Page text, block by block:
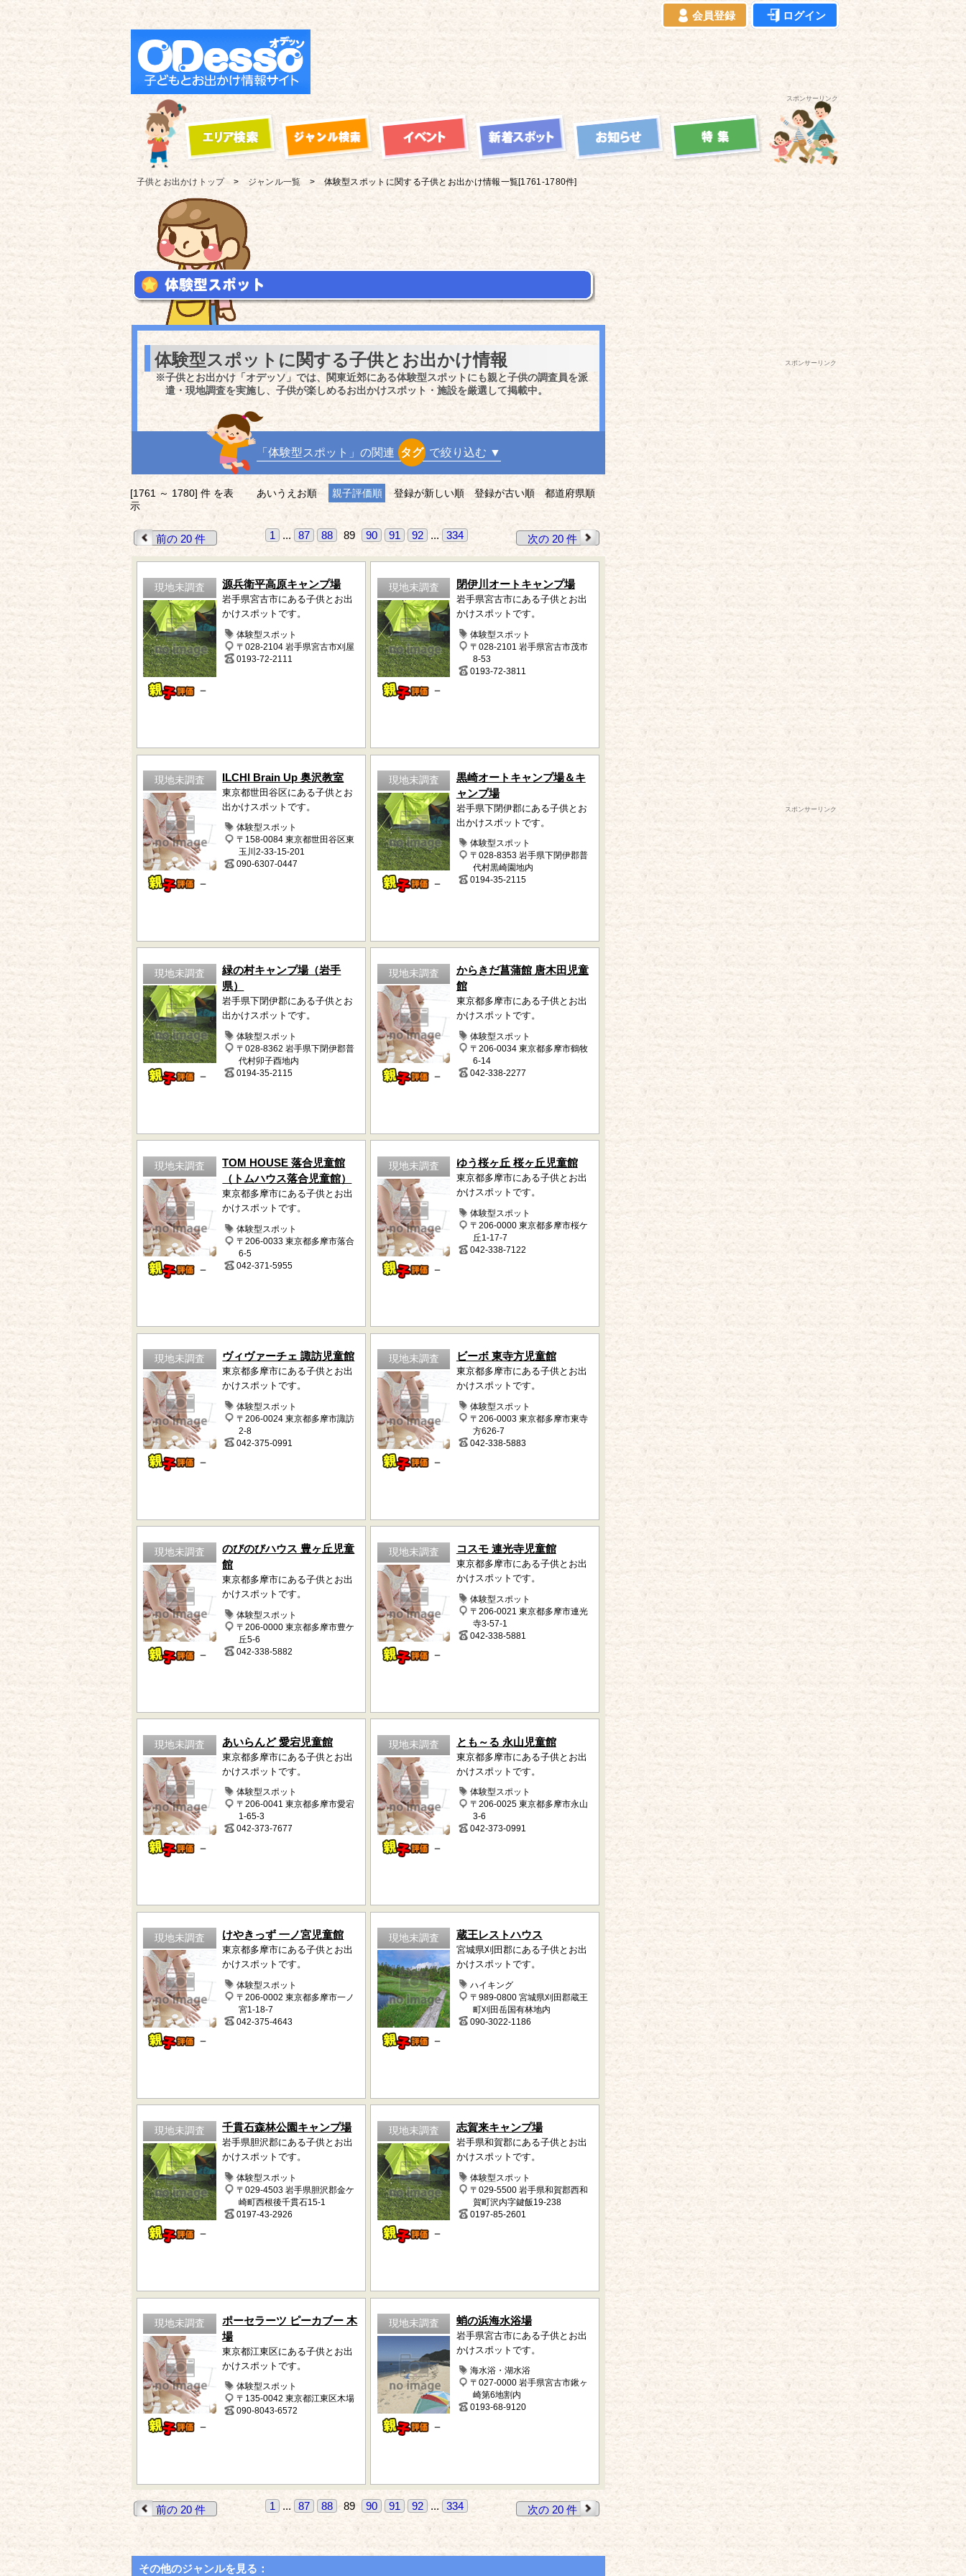
会員登録 ログイン
スポンサーリンク
子供とお出かけ トップ ジャンル一覧 体験型スポットに関する子供とお出かけ情報一覧[1761-1780件]
体験型スポットに関する子供とお出かけ情報
※子供とお出かけ「オデッソ」では、関東近郊にある体験型スポットにも親と子供の調査員を派
遣・現地調査を実施し、子供が楽しめるお出かけスポット・施設を厳選して掲載中。
「体験型スポット」の関連 タグ で絞り込む ▼
[1761 ～ 1780] 件 を表
示
あいうえお順 親子評価順 登録が新しい順 登録が古い順 都道府県順
前の 20 件 1 ... 87 88 89 90 91 92 ... 334 次の 20 件
現地未調査
－
源兵衛平高原キャンプ場
岩手県宮古市にある子供とお出
かけスポットです。
体験型スポット
〒028-2104 岩手県宮古市刈屋
0193-72-2111
現地未調査
－
閉伊川オートキャンプ場
岩手県宮古市にある子供とお出
かけスポットです。
体験型スポット
〒028-2101 岩手県宮古市茂市
8-53
0193-72-3811
現地未調査
－
ILCHI Brain Up 奥沢教室
東京都世田谷区にある子供とお
出かけスポットです。
体験型スポット
〒158-0084 東京都世田谷区東
玉川2-33-15-201
090-6307-0447
現地未調査
－
黒崎オートキャンプ場＆キ
ャンプ場
岩手県下閉伊郡にある子供とお
出かけスポットです。
体験型スポット
〒028-8353 岩手県下閉伊郡普
代村黒崎園地内
0194-35-2115
現地未調査
－
緑の村キャンプ場（岩手
県）
岩手県下閉伊郡にある子供とお
出かけスポットです。
体験型スポット
〒028-8362 岩手県下閉伊郡普
代村卯子酉地内
0194-35-2115
現地未調査
－
からきだ菖蒲館 唐木田児童
館
東京都多摩市にある子供とお出
かけスポットです。
体験型スポット
〒206-0034 東京都多摩市鶴牧
6-14
042-338-2277
現地未調査
－
TOM HOUSE 落合児童館
（トムハウス落合児童館）
東京都多摩市にある子供とお出
かけスポットです。
体験型スポット
〒206-0033 東京都多摩市落合
6-5
042-371-5955
現地未調査
－
ゆう桜ヶ丘 桜ヶ丘児童館
東京都多摩市にある子供とお出
かけスポットです。
体験型スポット
〒206-0000 東京都多摩市桜ケ
丘1-17-7
042-338-7122
現地未調査
－
ヴィヴァーチェ 諏訪児童館
東京都多摩市にある子供とお出
かけスポットです。
体験型スポット
〒206-0024 東京都多摩市諏訪
2-8
042-375-0991
現地未調査
－
ビーボ 東寺方児童館
東京都多摩市にある子供とお出
かけスポットです。
体験型スポット
〒206-0003 東京都多摩市東寺
方626-7
042-338-5883
現地未調査
－
のびのびハウス 豊ヶ丘児童
館
東京都多摩市にある子供とお出
かけスポットです。
体験型スポット
〒206-0000 東京都多摩市豊ケ
丘5-6
042-338-5882
現地未調査
－
コスモ 連光寺児童館
東京都多摩市にある子供とお出
かけスポットです。
体験型スポット
〒206-0021 東京都多摩市連光
寺3-57-1
042-338-5881
現地未調査
－
あいらんど 愛宕児童館
東京都多摩市にある子供とお出
かけスポットです。
体験型スポット
〒206-0041 東京都多摩市愛宕
1-65-3
042-373-7677
現地未調査
－
とも～る 永山児童館
東京都多摩市にある子供とお出
かけスポットです。
体験型スポット
〒206-0025 東京都多摩市永山
3-6
042-373-0991
現地未調査
－
けやきっず 一ノ宮児童館
東京都多摩市にある子供とお出
かけスポットです。
体験型スポット
〒206-0002 東京都多摩市一ノ
宮1-18-7
042-375-4643
現地未調査
－
蔵王レストハウス
宮城県刈田郡にある子供とお出
かけスポットです。
ハイキング
〒989-0800 宮城県刈田郡蔵王
町刈田岳国有林地内
090-3022-1186
現地未調査
－
千貫石森林公園キャンプ場
岩手県胆沢郡にある子供とお出
かけスポットです。
体験型スポット
〒029-4503 岩手県胆沢郡金ケ
崎町西根後千貫石15-1
0197-43-2926
現地未調査
－
志賀来キャンプ場
岩手県和賀郡にある子供とお出
かけスポットです。
体験型スポット
〒029-5500 岩手県和賀郡西和
賀町沢内字鍵飯19-238
0197-85-2601
現地未調査
－
ポーセラーツ ピーカブー 木
場
東京都江東区にある子供とお出
かけスポットです。
体験型スポット
〒135-0042 東京都江東区木場
090-8043-6572
現地未調査
－
蛸の浜海水浴場
岩手県宮古市にある子供とお出
かけスポットです。
海水浴・湖水浴
〒027-0000 岩手県宮古市鍬ヶ
崎第6地割内
0193-68-9120
前の 20 件 1 ... 87 88 89 90 91 92 ... 334 次の 20 件
その他のジャンルを見る：
スポンサーリンク
スポンサーリンク